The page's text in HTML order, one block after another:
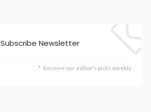
Subscribe Newsletter
Receive our editor's picks weekly